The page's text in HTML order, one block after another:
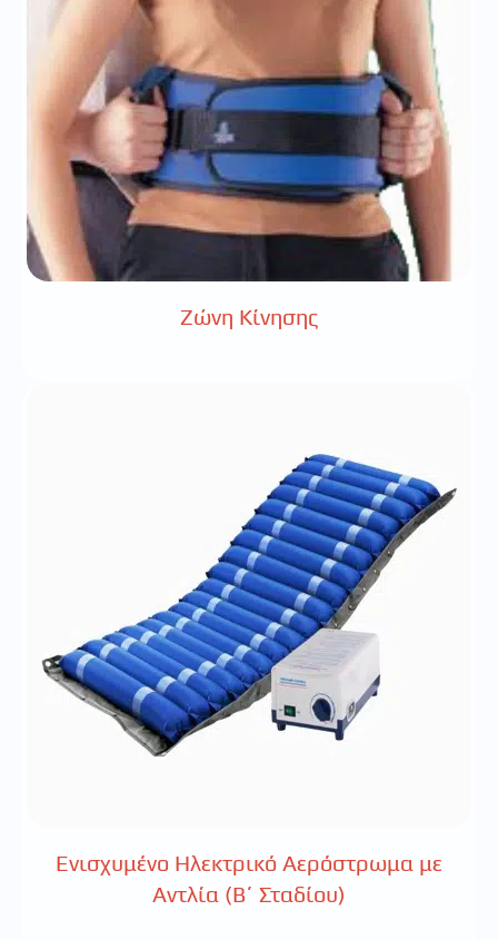
Ζώνη Κίνησης
Ενισχυμένο Ηλεκτρικό Αερόστρωμα με
Αντλία (Β΄ Σταδίου)